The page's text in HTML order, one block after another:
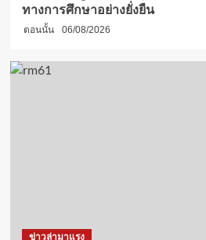
ทางการศึกษาอย่างยั่งยืน
ตอนนั้น 06/08/2026
ข่าวล่ามาแรง